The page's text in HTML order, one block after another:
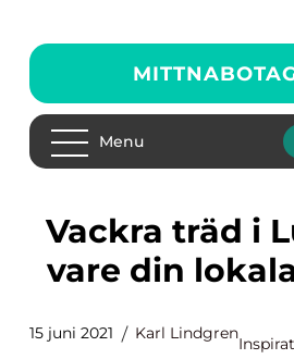
Menu
Vackra träd i Lund tack
vare din
15 juni 2021 Karl Lindgren